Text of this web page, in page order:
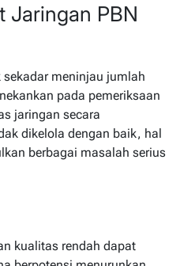
Jaringan PBN
meninjau jumlah
pada pemeriksaan
jaringan secara
dikelola dengan baik, hal
berbagai masalah serius
kualitas rendah dapat